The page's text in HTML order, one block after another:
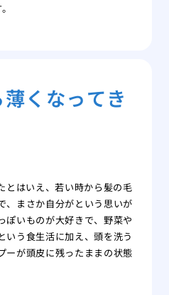
くなってき
とはいえ、若い時から髪の毛
、まさか自分がという思いが
ぽいものが大好きで、野菜や
いう食生活に加え、頭を洗う
ーが頭皮に残ったままの状態